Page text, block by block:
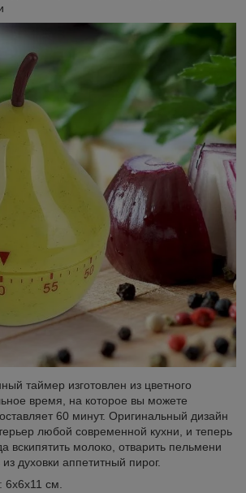
таймер изготовлен из цветного
время, на которое вы можете
60 минут. Оригинальный дизайн
любой современной кухни, и теперь
вскипятить молоко, отварить пельмени
духовки аппетитный пирог.
6х6х11 см.